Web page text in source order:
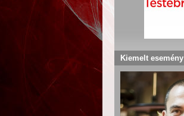
Kiemelt esemény